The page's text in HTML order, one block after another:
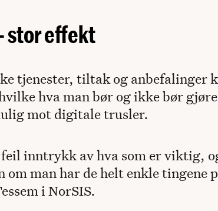
stor effekt
tjenester, tiltak og anbefalinger
hva man bør og ikke bør
mot digitale trusler.
inntrykk av hva som er viktig,
man har de helt enkle tingene
i NorSIS.